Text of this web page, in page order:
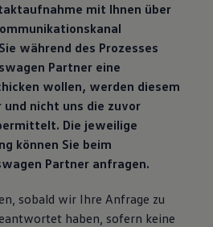
mit Ihnen über
während des Prozesses
Partner eine
wollen, werden diesem
nicht uns die zuvor
Die jeweilige
können Sie beim
Partner anfragen.
sobald wir Ihre Anfrage zu
haben, sofern keine